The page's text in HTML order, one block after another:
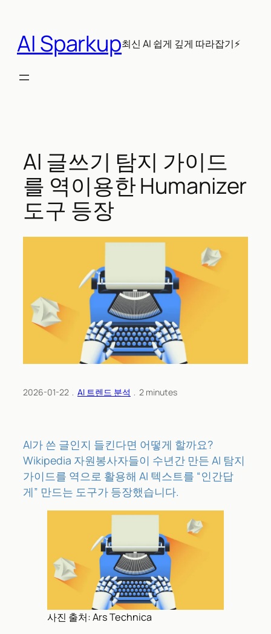
AI Sparkup최신 AI 쉽게 깊게 따라잡기⚡
AI 글쓰기 탐지 가이드
를 역이용한 Humanizer
도구 등장
2026-01-22 ﹒ AI 트렌드 분석 ﹒ 2 minutes
AI가 쓴 글인지 들킨다면 어떻게 할까요?
Wikipedia 자원봉사자들이 수년간 만든 AI 탐지
가이드를 역으로 활용해 AI 텍스트를 “인간답
게” 만드는 도구가 등장했습니다.
사진 출처: Ars Technica